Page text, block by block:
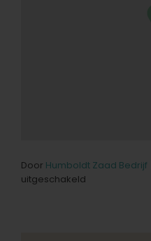
Door Humboldt Zaad Bedrijf
uitgeschakeld